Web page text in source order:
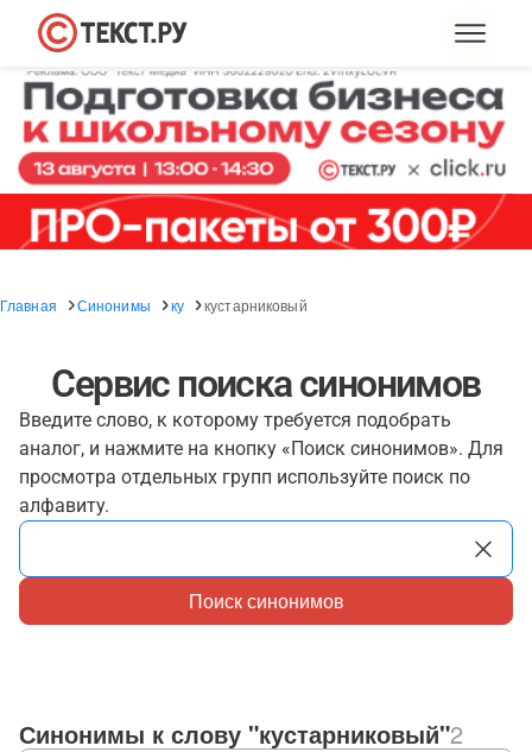
Главная Синонимы ку кустарниковый
Сервис поиска синонимов
Введите слово, к которому требуется подобрать
аналог, и нажмите на кнопку «Поиск синонимов». Для
просмотра отдельных групп используйте поиск по
алфавиту.
Поиск синонимов
Синонимы к слову "кустарниковый"2